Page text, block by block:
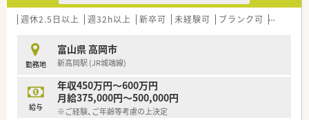
週休2.5日以上 週32h以上 新卒可 未経験可 ブランク可 車通勤可
勤務地
富山県 高岡市
新高岡駅 (JR城端線)
給与
年収450万円～600万円
月給375,000円～500,000円
※ご経験、ご年齢等考慮の上決定